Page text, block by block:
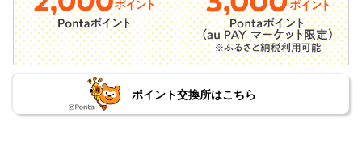
ポイント交換所はこちら